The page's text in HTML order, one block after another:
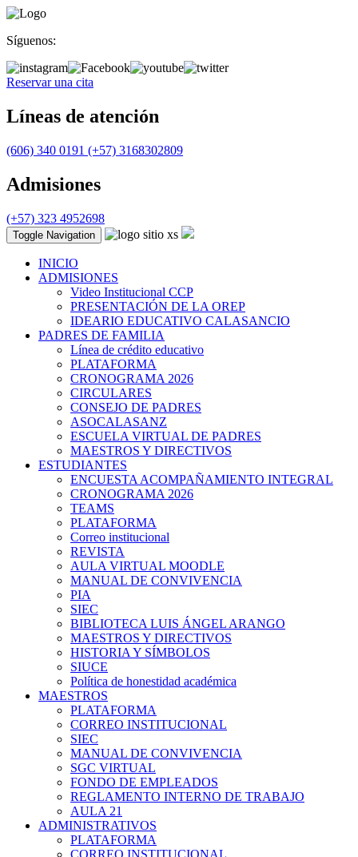
Síguenos:
Reservar una cita
Líneas de atención
(606) 340 0191 (+57) 3168302809
Admisiones
(+57) 323 4952698
Toggle Navigation
INICIO
ADMISIONES
Video Institucional CCP
PRESENTACIÓN DE LA OREP
IDEARIO EDUCATIVO CALASANCIO
PADRES DE FAMILIA
Línea de crédito educativo
PLATAFORMA
CRONOGRAMA 2026
CIRCULARES
CONSEJO DE PADRES
ASOCALASANZ
ESCUELA VIRTUAL DE PADRES
MAESTROS Y DIRECTIVOS
ESTUDIANTES
ENCUESTA ACOMPAÑAMIENTO INTEGRAL
CRONOGRAMA 2026
TEAMS
PLATAFORMA
Correo institucional
REVISTA
AULA VIRTUAL MOODLE
MANUAL DE CONVIVENCIA
PIA
SIEC
BIBLIOTECA LUIS ÁNGEL ARANGO
MAESTROS Y DIRECTIVOS
HISTORIA Y SÍMBOLOS
SIUCE
Política de honestidad académica
MAESTROS
PLATAFORMA
CORREO INSTITUCIONAL
SIEC
MANUAL DE CONVIVENCIA
SGC VIRTUAL
FONDO DE EMPLEADOS
REGLAMENTO INTERNO DE TRABAJO
AULA 21
ADMINISTRATIVOS
PLATAFORMA
CORREO INSTITUCIONAL